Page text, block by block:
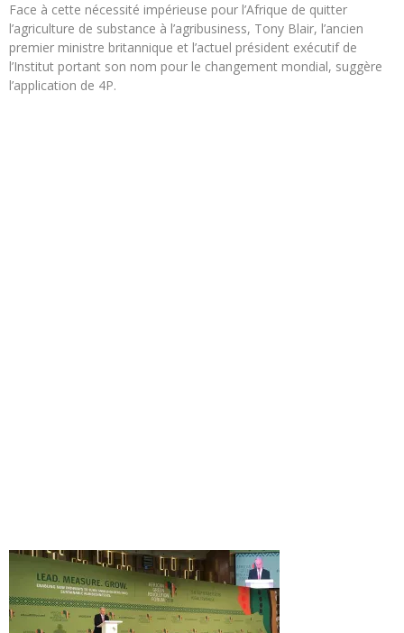
Face à cette nécessité impérieuse pour l’Afrique de quitter
l’agriculture de substance à l’agribusiness, Tony Blair, l’ancien
premier ministre britannique et l’actuel président exécutif de
l’Institut portant son nom pour le changement mondial, suggère
l’application de 4P.